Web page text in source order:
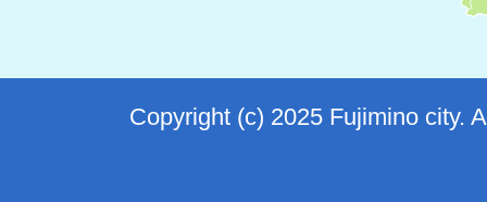
Copyright (c) 2025 Fujimino city.